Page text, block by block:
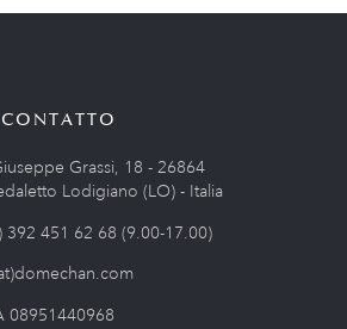
Grassi, 18 - 26864
Lodigiano (LO) - Italia
392 451 62 68 (9.00-17.00)
08951440968